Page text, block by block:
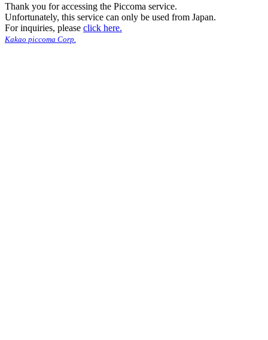
Thank you for accessing the Piccoma service.
Unfortunately, this service can only be used from Japan.
For inquiries, please click here.
Kakao piccoma Corp.